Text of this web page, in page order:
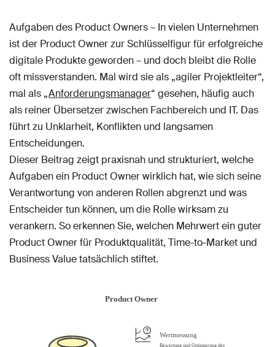
Aufgaben des Product Owners – In vielen Unternehmen
ist der Product Owner zur Schlüsselfigur für erfolgreiche
digitale Produkte geworden – und doch bleibt die Rolle
oft missverstanden. Mal wird sie als „agiler Projektleiter“,
mal als „Anforderungsmanager“ gesehen, häufig auch
als reiner Übersetzer zwischen Fachbereich und IT. Das
führt zu Unklarheit, Konflikten und langsamen
Entscheidungen.
Dieser Beitrag zeigt praxisnah und strukturiert, welche
Aufgaben ein Product Owner wirklich hat, wie sich seine
Verantwortung von anderen Rollen abgrenzt und was
Entscheider tun können, um die Rolle wirksam zu
verankern. So erkennen Sie, welchen Mehrwert ein guter
Product Owner für Produktqualität, Time-to-Market und
Business Value tatsächlich stiftet.